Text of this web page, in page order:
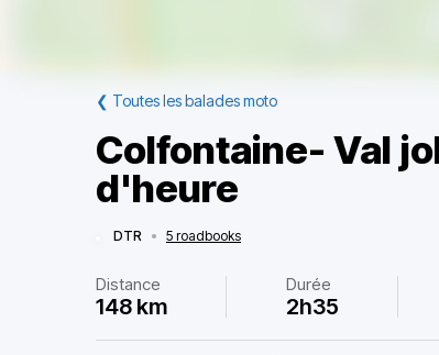
❮ Toutes les balades moto
Colfontaine- Val
d'heure
DTR • 5 roadbooks
Distance
148 km
Durée
2h35